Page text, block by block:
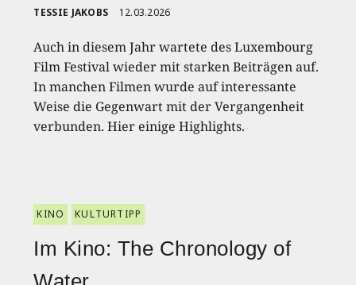
TESSIE JAKOBS 12.03.2026
Auch in diesem Jahr wartete des Luxembourg
Film Festival wieder mit starken Beiträgen auf.
In manchen Filmen wurde auf interessante
Weise die Gegenwart mit der Vergangenheit
verbunden. Hier einige Highlights.
KINO KULTURTIPP
Im Kino: The Chronology of